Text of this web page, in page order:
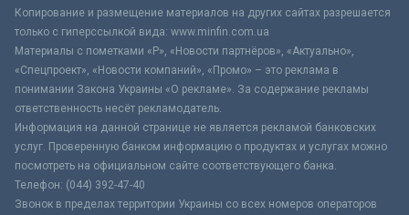
Копирование и размещение материалов на других сайтах разрешается
только с гиперссылкой вида: www.minfin.com.ua
Материалы с пометками «Р», «Новости партнёров», «Актуально»,
«Спецпроект», «Новости компаний», «Промо» – это реклама в
понимании Закона Украины «О рекламе». За содержание рекламы
ответственность несёт рекламодатель.
Информация на данной странице не является рекламой банковских
услуг. Проверенную банком информацию о продуктах и услугах можно
посмотреть на официальном сайте соответствующего банка.
Телефон: (044) 392-47-40
Звонок в пределах территории Украины со всех номеров операторов